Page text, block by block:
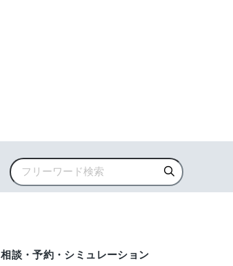
相談・予約・シミュレーション